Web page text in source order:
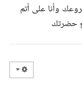
وأنا على أتم
حضرتك